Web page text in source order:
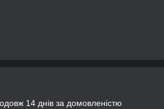
14 днів за домовленістю